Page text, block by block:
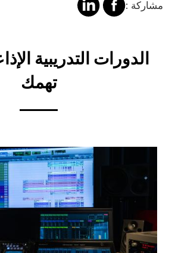
مشاركة :مشاركة
على
مشالرة
على
إن
Title
الدورات التدريبية
تهمك
illustration